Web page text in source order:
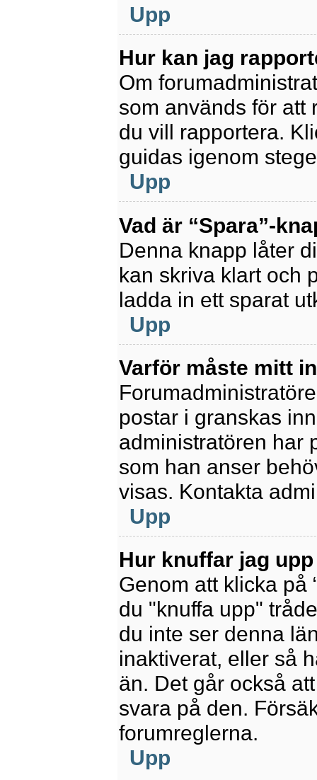
Upp
Hur kan jag
Om
som används för att
du vill rapportera.
guidas igenom
Upp
Vad är “Spara”-
Denna knapp låter
kan skriva klart och
ladda in ett sparat
Upp
Varför måste mitt
postar i granskas
administratören har
som han anser
visas. Kontakta
Upp
Hur knuffar jag
Genom att klicka på
du "knuffa upp"
du inte ser denna
inaktiverat, eller så
än. Det går också
svara på den.
forumreglerna.
Upp